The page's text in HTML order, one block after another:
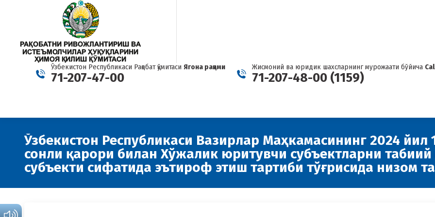
Ўзбекистон Республикаси Рақобат қўмитаси Ягона рақами
71-207-47-00
Жисмоний ва юридик шахсларнинг мурожаати бўйича
71-207-48-00 (1159)
Ўзбекистон Республикаси Вазирлар Маҳкамасининг 2024 йил
сонли қарори билан Хўжалик юритувчи субъектларни
субъекти сифатида эътироф этиш тартиби тўғрисида низом
windowwindowwindowwindow